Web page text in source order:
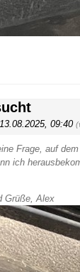
09:40
Frage, auf
ich
Grüße, Alex